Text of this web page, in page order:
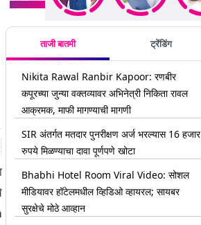
ताजी बातमी ट्रेंडिंग
Nikita Rawal Ranbir Kapoor: रणबीर
कपूरच्या जुन्या वक्तव्यावर अभिनेत्री निकिता रावल
आक्रमक, माफी मागण्याची मागणी
SIR अंतर्गत मतदार पुनरीक्षण अर्ज भरल्यास 16 हजार
रुपये मिळण्याचा दावा पूर्णपणे खोटा
Bhabhi Hotel Room Viral Video: सोशल
मीडियावर हॉटेलमधील व्हिडिओ व्हायरल; सायबर
सुरक्षेचे मोठे आव्हान